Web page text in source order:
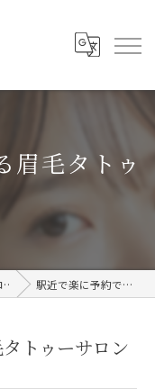
眉毛タトゥ
駅近で楽に予約できる眉毛タトゥーサロン
トゥーサロン